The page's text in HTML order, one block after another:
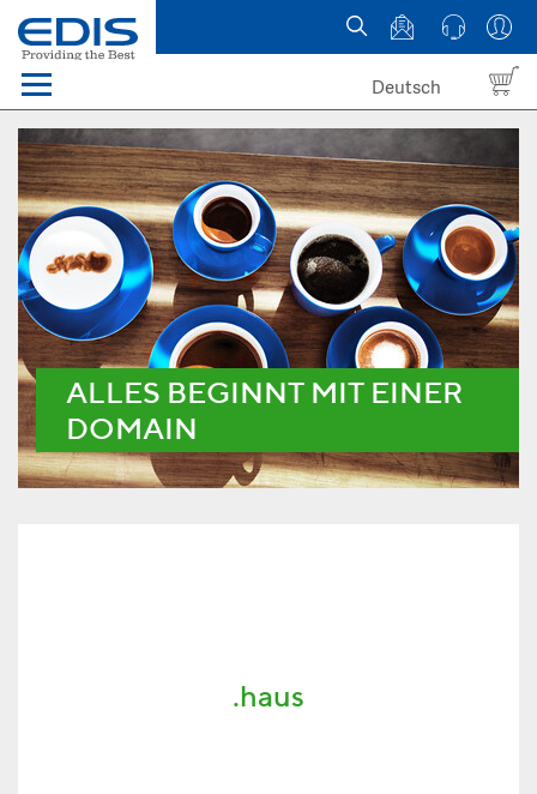
Menü
Domain names
Hosting
News
about EDIS
Deutsch
ALLES BEGINNT MIT EINER
DOMAIN
.haus